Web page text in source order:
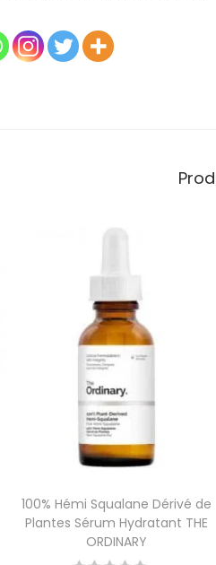
100% Hémi Squalane Dérivé de
Plantes Sérum Hydratant THE
ORDINARY